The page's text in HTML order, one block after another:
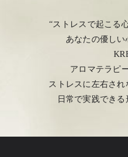
“ストレスで起こる
あなたの優し
アロマテラピ
ストレスに左右さ
日常で実践でき